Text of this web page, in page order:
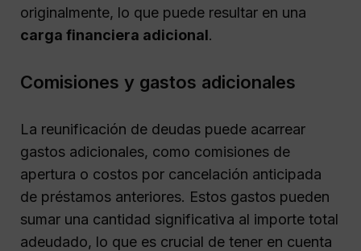
originalmente, lo que puede resultar en una
carga financiera adicional.
Comisiones y gastos adicionales
La reunificación de deudas puede acarrear
gastos adicionales, como comisiones de
apertura o costos por cancelación anticipada
de préstamos anteriores. Estos gastos pueden
sumar una cantidad significativa al importe total
adeudado, lo que es crucial de tener en cuenta